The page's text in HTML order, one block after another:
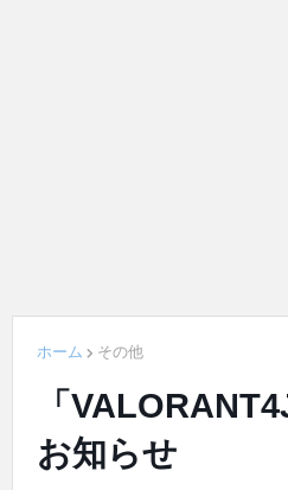
ホーム その他
「
お知らせ